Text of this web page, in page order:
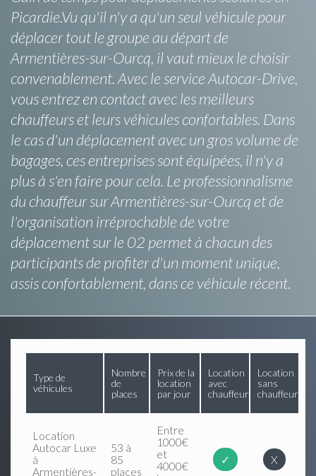
Picardie.Vu qu'il n'y a qu'un seul véhicule pour
déplacer tout le groupe au départ de
Armentières-sur-Ourcq, il vaut mieux le choisir
convenablement. Avec le service Autocar-Drive,
vous entrez en contact avec les meilleurs
chauffeurs et leurs véhicules confortables. Dans
le cas d'un déplacement avec un gros volume de
bagages, ces entreprises sont équipées, il n'y a
plus à s'en faire pour cela. Le professionnalisme
du chauffeur sur Armentières-sur-Ourcq et de
l'organisation irréprochable de votre
déplacement sur le 02 permet à chacun des
participants de profiter d'un moment unique,
assis confortablement, dans ce véhicule récent.
Type de
véhicules
Nombre
de
places
Prix de la
location
par jour
Location
avec
chauffeur
Location
sans
chauffeur
Location
Autocar Luxe
à
Armentières-
53 à
85
places
Entre
1000€
et
4000€
✓ X